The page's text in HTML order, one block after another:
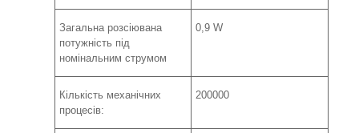
Загальна розсіювана
потужність під
номінальним струмом
0,9 W
Кількість механічних
процесів:
200000